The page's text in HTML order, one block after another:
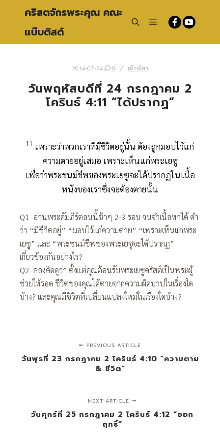
คริสตจักรพระคุณ คณะ
แบ๊บติสต์
2014-07-24 0 เฝ้าเดี่ยว
วันพฤหัสบดีที่ 24 กรกฎาคม 2
โครินธ์ 4:11 “ได้ปรากฏ”
11 เพราะว่าพวกเราที่มีชีวิตอยู่นั้น ต้องถูกมอบไว้แก่
ความตายอยู่เสมอ เพราะเห็นแก่พระเยซู
เพื่อว่าพระชนม์ชีพของพระเยซูจะได้ปรากฏในเนื้อ
หนังของเราซึ่งจะต้องตายนั้น
Q1 อ่านพระคัมภีร์ตอนนี้ช้าๆ 2-3 รอบ จนจำเนื้อหาได้ คำ
ว่า “มีชีวิตอยู่” “มอบไว้แก่ความตาย” “เพราะเห็นแก่พระ
เยซู” และ “พระชนม์ชีพของพระเยซูจะได้ปรากฏ”
เกี่ยวข้องกันอย่างไร?
Q2 ลองคิดดูว่า ตั้งแต่คุณต้อนรับพระเยซูคริสต์เป็นพระผู้
ช่วยให้รอด ชีวิตของคุณได้ตายจากความผิดบาปในเรื่องใด
บ้าง? และคุณมีชีวิตที่เปลี่ยนแปลงใหม่ในเรื่องใดบ้าง?
PREVIOUS ARTICLE
วันพุธที่ 23 กรกฎาคม 2 โครินธ์ 4:10 “ความตาย
& ชีวิต”
NEXT ARTICLE
วันศุกร์ที่ 25 กรกฎาคม 2 โครินธ์ 4:12 “ออก
ฤทธิ์”